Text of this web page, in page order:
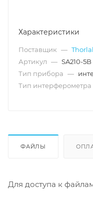
Характеристики
Поставщик —
Артикул — SA210-5B
Тип прибора —
Тип интерферометра
ФАЙЛЫ
Для доступа к